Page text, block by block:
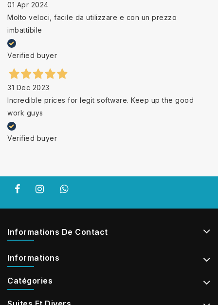
01 Apr 2024
Molto veloci, facile da utilizzare e con un prezzo
imbattibile
Verified buyer
31 Dec 2023
Incredible prices for legit software. Keep up the good
work guys
Verified buyer
Informations De Contact
Informations
Catégories